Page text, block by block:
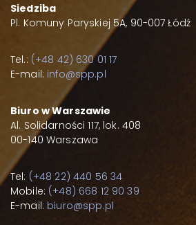
Siedziba
Pl. Komuny Paryskiej 5A, 90-007 Łódź
Tel.: (+48 42) 630 01 17
E-mail: info@spp.pl
Biuro w Warszawie
Al. Solidarności 117, lok. 408
00-140 Warszawa
Tel: (+48 22) 440 56 34
Mobile: (+48) 668 12 90 39
E-mail: biuro@spp.pl